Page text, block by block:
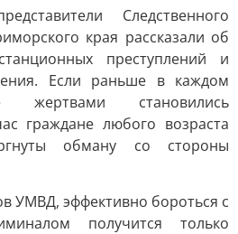
Следственного
края рассказали об
преступлений и
Если раньше в каждом
жертвами становились
граждане любого возраста
обману со стороны
УМВД, эффективно бороться с
получится только